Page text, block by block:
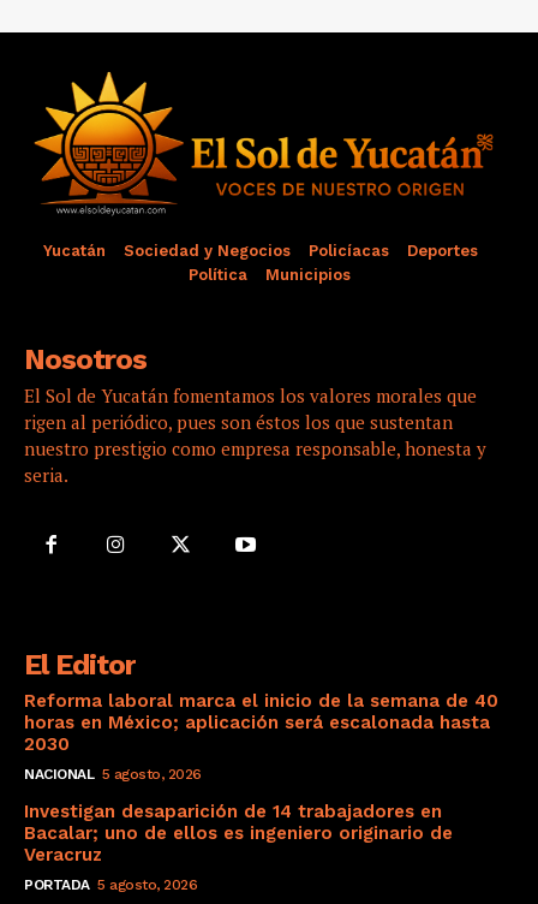
Yucatán Sociedad y Negocios Policíacas
Deportes
Política
Municipios
Nosotros
El Sol de Yucatán fomentamos los valores morales que
rigen al periódico, pues son éstos los que sustentan
nuestro prestigio como empresa responsable, honesta y
seria.
El Editor
Reforma laboral marca el inicio de la semana de 40
horas en México; aplicación será escalonada hasta
2030
NACIONAL 5 agosto, 2026
Investigan desaparición de 14 trabajadores en
Bacalar; uno de ellos es ingeniero originario de
Veracruz
PORTADA 5 agosto, 2026